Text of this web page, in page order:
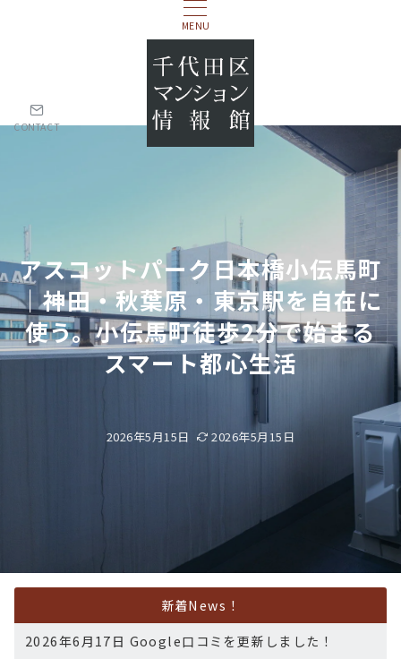
MENU
CONTACT
アスコットパーク日本橋小伝馬町
｜神田・秋葉原・東京駅を自在に
使う。小伝馬町徒歩2分で始まる
スマート都心生活
2026年5月15日 2026年5月15日
新着News！
2026年6月17日 Google口コミを更新しました！